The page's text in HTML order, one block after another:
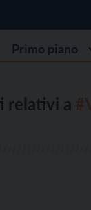
Primo piano
relativi a